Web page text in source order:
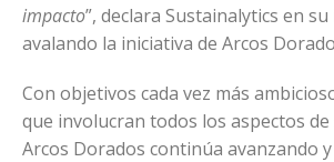
impacto”, declara Sustainalytics en
avalando la iniciativa de Arcos
Con objetivos cada vez más
que involucran todos los aspectos
Arcos Dorados continúa avanzando